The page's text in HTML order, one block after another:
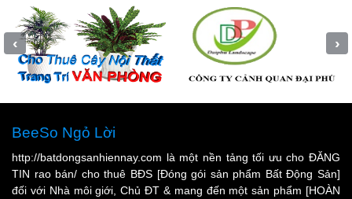
BeeSo Ngỏ Lời
http://batdongsanhiennay.com là một nền tảng tối ưu cho ĐĂNG
TIN rao bán/ cho thuê BĐS [Đóng gói sản phẩm Bất Động Sản]
đối với Nhà môi giới, Chủ ĐT & mang đến một sản phẩm [HOÀN
‹ ›